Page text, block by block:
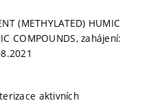
(METHYLATED) HUMIC
COMPOUNDS, zahájení:
aktivních